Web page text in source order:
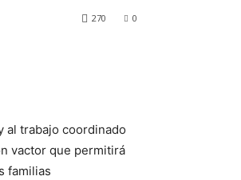
0
270
al trabajo coordinado
vactor que permitirá
familias